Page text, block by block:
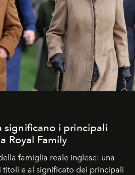
significano i principali
Royal Family
famiglia reale inglese: una
titoli e al significato dei principali